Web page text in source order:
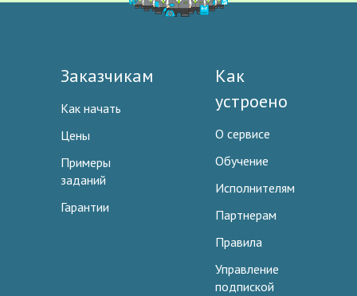
Заказчикам
Как начать
Цены
Примеры
заданий
Гарантии
Как
устроено
О сервисе
Обучение
Исполнителям
Партнерам
Правила
Управление
подпиской